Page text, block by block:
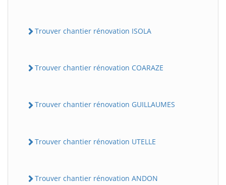
Trouver chantier rénovation ISOLA
Trouver chantier rénovation COARAZE
Trouver chantier rénovation GUILLAUMES
Trouver chantier rénovation UTELLE
Trouver chantier rénovation ANDON